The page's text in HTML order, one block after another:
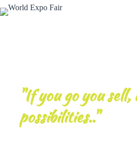
"If you go you sell,
possibilities.."